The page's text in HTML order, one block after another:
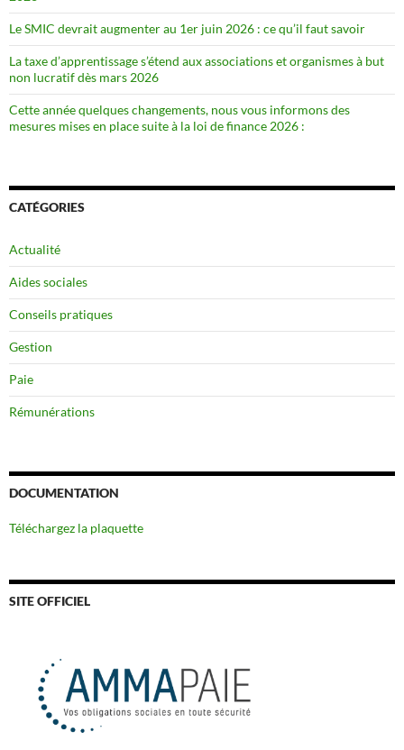
Le SMIC devrait augmenter au 1er juin 2026 : ce qu’il faut savoir
La taxe d’apprentissage s’étend aux associations et organismes à but
non lucratif dès mars 2026
Cette année quelques changements, nous vous informons des
mesures mises en place suite à la loi de finance 2026 :
CATÉGORIES
Actualité
Aides sociales
Conseils pratiques
Gestion
Paie
Rémunérations
DOCUMENTATION
Téléchargez la plaquette
SITE OFFICIEL